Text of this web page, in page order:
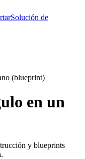
Solución de
(blueprint)
en un
y blueprints